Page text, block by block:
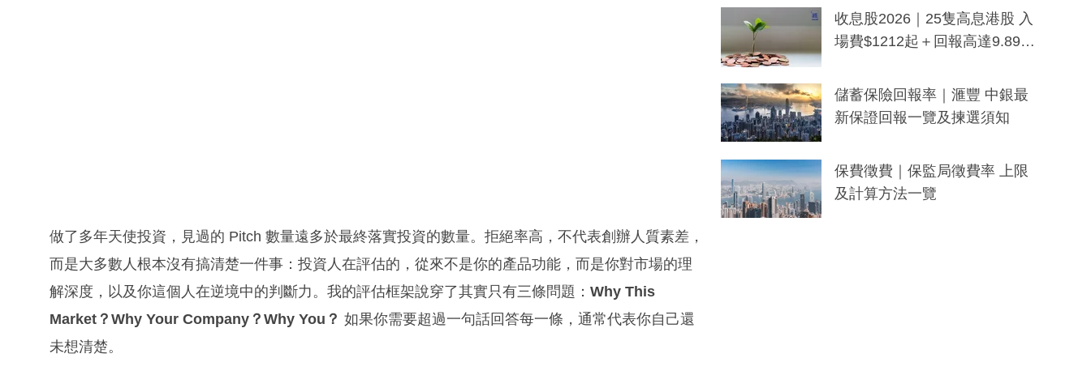
做了多年天使投資，見過的 Pitch 數量遠多於最終落實投資的數量。拒絕率高，不代表創辦人質素差，
而是大多數人根本沒有搞清楚一件事：投資人在評估的，從來不是你的產品功能，而是你對市場的理
解深度，以及你這個人在逆境中的判斷力。我的評估框架說穿了其實只有三條問題： Why This
Market？Why Your Company？Why You？ 如果你需要超過一句話回答每一條，通常代表你自己還
未想清楚。
y及香港限定特調系列
收息股2026｜25隻高息港股 入
場費$1212起＋回報高達9.89
儲蓄保險回報率｜滙豐 中銀最
新保證回報一覽及揀選須知
保費徵費｜保監局徵費率 上限
及計算方法一覽